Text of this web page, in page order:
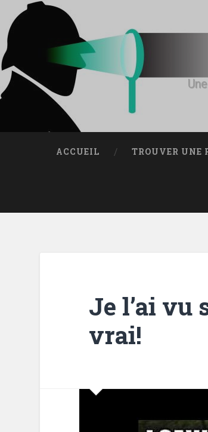
ACCUEIL TROUVER UNE
Je l’ai vu
vrai!